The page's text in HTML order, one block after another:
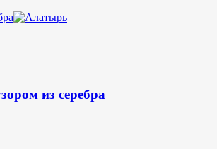
из серебра